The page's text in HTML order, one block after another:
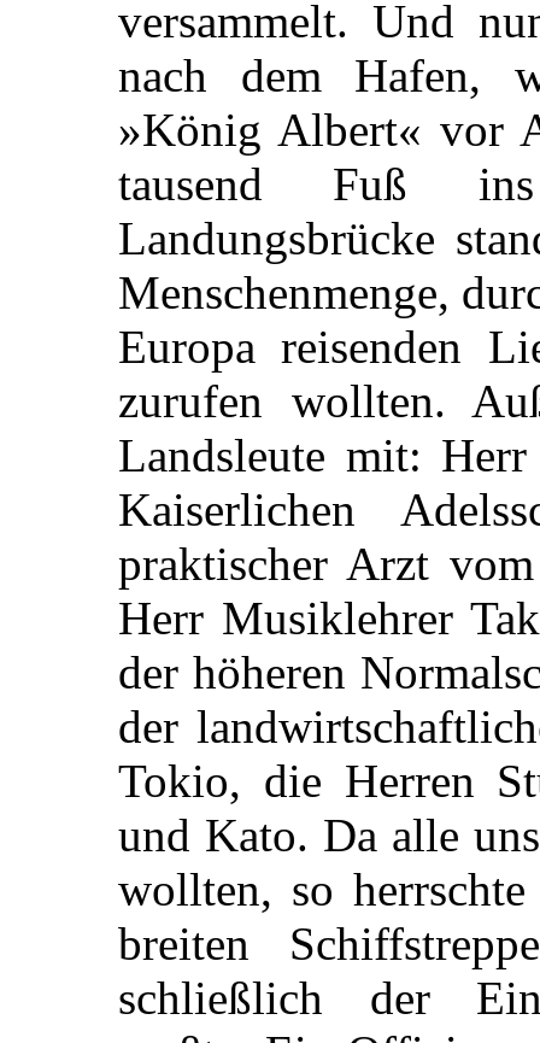
versammelt. Und
nach dem Hafen,
»König Albert« vor
tausend Fuß ins
Landungsbrücke
Menschenmenge,
Europa reisenden
zurufen wollten.
Landsleute mit:
Kaiserlichen
praktischer Arzt
Herr Musiklehrer
der höheren
der
Tokio, die Herren
und Kato. Da alle
wollten, so
breiten
schließlich der